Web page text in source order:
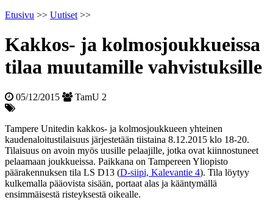
Etusivu >> Uutiset >>
Kakkos- ja kolmosjoukkueissa
tilaa muutamille vahvistuksille
05/12/2015 TamU 2
Tampere Unitedin kakkos- ja kolmosjoukkueen yhteinen
kaudenaloitustilaisuus järjestetään tiistaina 8.12.2015 klo 18-20.
Tilaisuus on avoin myös uusille pelaajille, jotka ovat kiinnostuneet
pelaamaan joukkueissa. Paikkana on Tampereen Yliopisto
päärakennuksen tila LS D13 (D-siipi, Kalevantie 4). Tila löytyy
kulkemalla pääovista sisään, portaat alas ja kääntymällä
ensimmäisestä risteyksestä oikealle.